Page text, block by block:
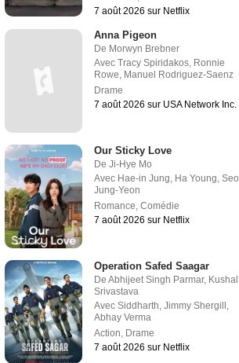
7 août 2026 sur Netflix
Anna Pigeon
De Morwyn Brebner
Avec Tracy Spiridakos, Ronnie
Rowe, Manuel Rodriguez-Saenz
Drame
7 août 2026 sur USA Network Inc.
Our Sticky Love
De Ji-Hye Mo
Avec Hae-in Jung, Ha Young, Seo
Jung-Yeon
Romance, Comédie
7 août 2026 sur Netflix
Operation Safed Saagar
De Abhijeet Singh Parmar, Kushal
Srivastava
Avec Siddharth, Jimmy Shergill ,
Abhay Verma
Action, Drame
7 août 2026 sur Netflix